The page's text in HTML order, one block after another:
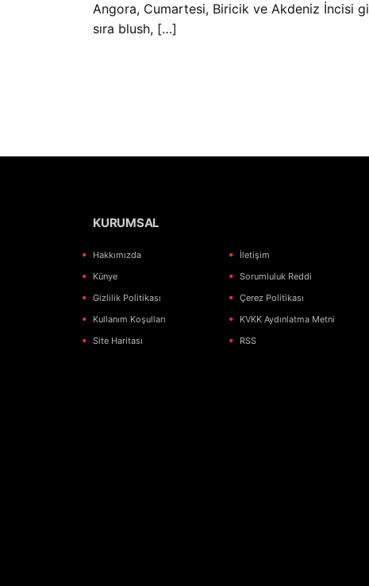
Angora, Cumartesi, Biricik ve Akdeniz İncisi
sıra blush, […]
KURUMSAL
Hakkımızda
İletişim
Künye
Sorumluluk Reddi
Gizlilik Politikası
Çerez Politikası
Kullanım Koşulları
KVKK Aydınlatma Metni
Site Haritası
RSS